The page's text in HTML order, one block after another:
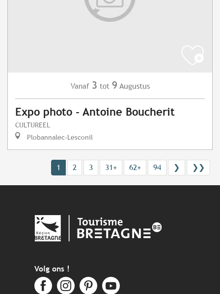
Vanaf 3 tot 9 Augustus
Expo photo - Antoine Boucherit
CULTUREEL
Plobannalec-Lesconil
1 2 3 31+ 62+ 94 ❯ ❯❯
Volg ons !